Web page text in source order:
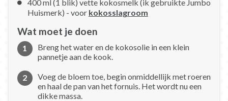
400 ml (1 blik) vette kokosmelk (ik gebruikte Jumbo
Huismerk) - voor kokosslagroom
Wat moet je doen
Breng het water en de kokosolie in een klein
pannetje aan de kook.
Voeg de bloem toe, begin onmiddellijk met roeren
en haal de pan van het fornuis. Het wordt nu een
dikke massa.